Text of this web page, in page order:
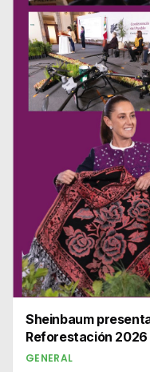
Sheinbaum
Reforestación 2026
GENERAL